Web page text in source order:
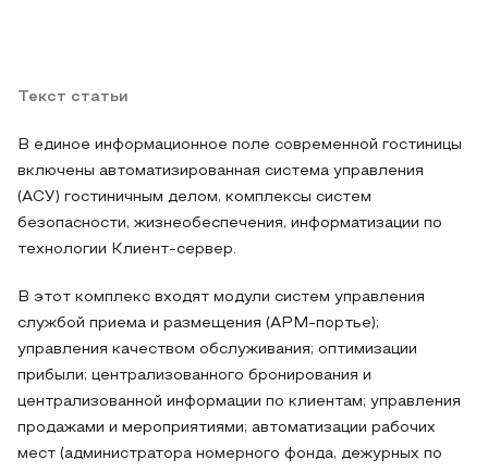
Текст статьи
В единое информационное поле современной гостиницы
включены автоматизированная система управления
(АСУ) гостиничным делом, комплексы систем
безопасности, жизнеобеспечения, информатизации по
технологии Клиент-сервер.
В этот комплекс входят модули систем управления
службой приема и размещения (АРМ-портье);
управления качеством обслуживания; оптимизации
прибыли; централизованного бронирования и
централизованной информации по клиентам; управления
продажами и мероприятиями; автоматизации рабочих
мест (администратора номерного фонда, дежурных по